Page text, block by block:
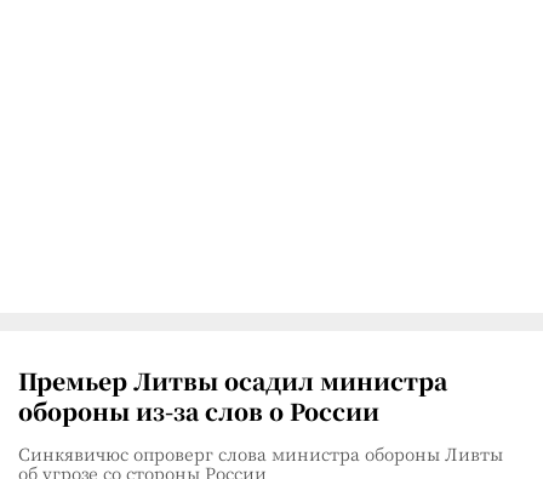
Премьер Литвы осадил министра
обороны из-за слов о России
Синкявичюс опроверг слова министра обороны Ливты
об угрозе со стороны России